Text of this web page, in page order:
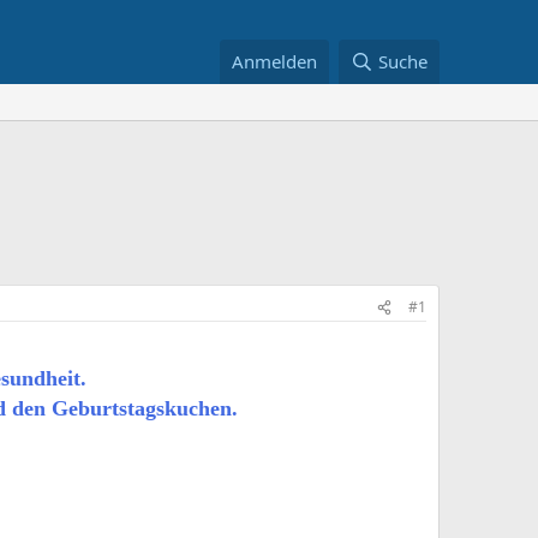
Anmelden Suche
#1
den Geburtstagskuchen.